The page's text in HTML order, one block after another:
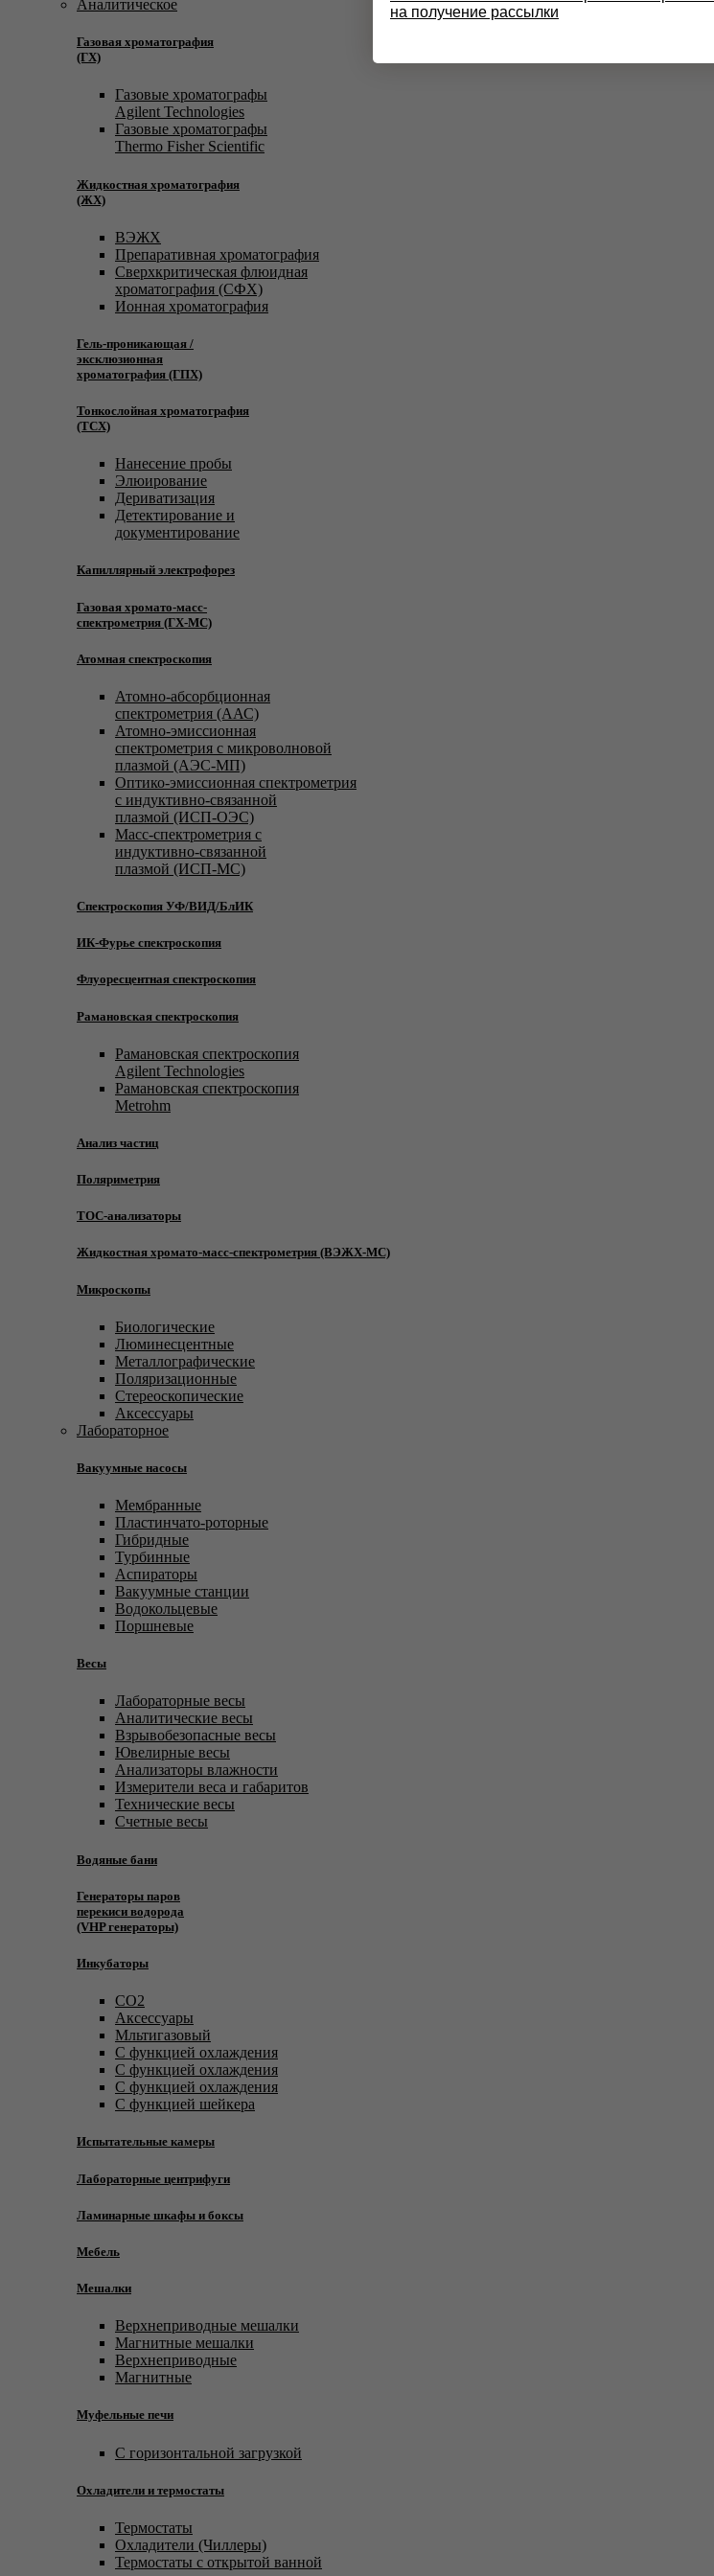
Аналитическое
Газовая хроматография
(ГХ)
Газовые хроматографы
Agilent Technologies
Газовые хроматографы
Thermo Fisher Scientific
Жидкостная хроматография
(ЖХ)
ВЭЖХ
Препаративная хроматография
Сверхкритическая флюидная
хроматография (СФХ)
Ионная хроматография
Гель-проникающая /
эксклюзионная
хроматография (ГПХ)
Тонкослойная хроматография
(ТСХ)
Нанесение пробы
Элюирование
Дериватизация
Детектирование и
документирование
Капиллярный электрофорез
Газовая хромато-масс-
спектрометрия (ГХ-МС)
Атомная спектроскопия
Атомно-абсорбционная
спектрометрия (ААС)
Атомно-эмиссионная
спектрометрия с микроволновой
плазмой (АЭС-МП)
Оптико-эмиссионная спектрометрия
с индуктивно-связанной
плазмой (ИСП-ОЭС)
Масс-спектрометрия с
индуктивно-связанной
плазмой (ИСП-МС)
Спектроскопия УФ/ВИД/БлИК
ИК-Фурье спектроскопия
Флуоресцентная спектроскопия
Рамановская спектроскопия
Рамановская спектроскопия
Agilent Technologies
Рамановская спектроскопия
Metrohm
Анализ частиц
Поляриметрия
TOC-анализаторы
Жидкостная хромато-масс-спектрометрия (ВЭЖХ-МС)
Микроскопы
Биологические
Люминесцентные
Металлографические
Поляризационные
Стереоскопические
Аксессуары
Лабораторное
Вакуумные насосы
Мембранные
Пластинчато-роторные
Гибридные
Турбинные
Аспираторы
Вакуумные станции
Водокольцевые
Поршневые
Весы
Лабораторные весы
Аналитические весы
Взрывобезопасные весы
Ювелирные весы
Анализаторы влажности
Измерители веса и габаритов
Технические весы
Счетные весы
Водяные бани
Генераторы паров
перекиси водорода
(VHP генераторы)
Инкубаторы
CO2
Аксессуары
Мльтигазовый
С функцией охлаждения
С функцией охлаждения
С функцией охлаждения
С функцией шейкера
Испытательные камеры
Лабораторные центрифуги
Ламинарные шкафы и боксы
Мебель
Мешалки
Верхнеприводные мешалки
Магнитные мешалки
Верхнеприводные
Магнитные
Муфельные печи
С горизонтальной загрузкой
Охладители и термостаты
Термостаты
Охладители (Чиллеры)
Термостаты с открытой ванной
на получение рассылки